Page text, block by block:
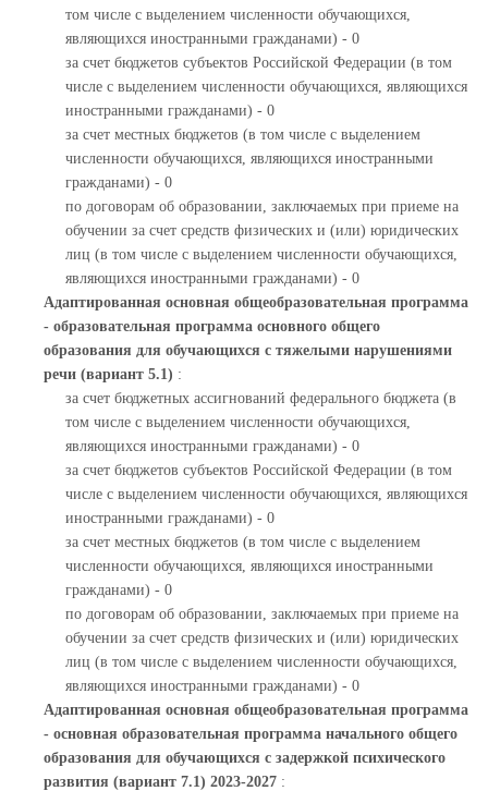
том числе с выделением численности обучающихся,
являющихся иностранными гражданами) - 0
за счет бюджетов субъектов Российской Федерации (в том
числе с выделением численности обучающихся, являющихся
иностранными гражданами) - 0
за счет местных бюджетов (в том числе с выделением
численности обучающихся, являющихся иностранными
гражданами) - 0
по договорам об образовании, заключаемых при приеме на
обучении за счет средств физических и (или) юридических
лиц (в том числе с выделением численности обучающихся,
являющихся иностранными гражданами) - 0
Адаптированная основная общеобразовательная программа
- образовательная программа основного общего
образования для обучающихся с тяжелыми нарушениями
речи (вариант 5.1) :
за счет бюджетных ассигнований федерального бюджета (в
том числе с выделением численности обучающихся,
являющихся иностранными гражданами) - 0
за счет бюджетов субъектов Российской Федерации (в том
числе с выделением численности обучающихся, являющихся
иностранными гражданами) - 0
за счет местных бюджетов (в том числе с выделением
численности обучающихся, являющихся иностранными
гражданами) - 0
по договорам об образовании, заключаемых при приеме на
обучении за счет средств физических и (или) юридических
лиц (в том числе с выделением численности обучающихся,
являющихся иностранными гражданами) - 0
Адаптированная основная общеобразовательная программа
- основная образовательная программа начального общего
образования для обучающихся с задержкой психического
развития (вариант 7.1) 2023-2027 :